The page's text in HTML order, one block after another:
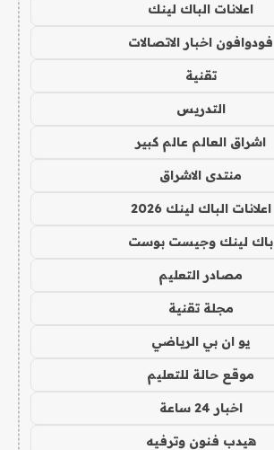
اعلانات الباك لينك
فودوافون اخبار الاتصالات
تقنية
التدريس
اشراق العالم عالم كبير
منتدى الاشراق
اعلانات الباك لينك 2026
باك لينك وجيست بوست
مصادر التعليم
مجلة تقنية
يو ان بي الرياضي
موقع حالة للتعليم
اخبار 24 ساعة
هيدب فنون وترفيه